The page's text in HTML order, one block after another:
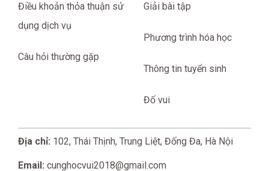
Điều khoản thỏa thuận sử
dụng dịch vụ
Câu hỏi thường gặp
Giải bài tập
Phương trình hóa học
Thông tin tuyển sinh
Đố vui
Địa chỉ: 102, Thái Thịnh, Trung Liệt, Đống Đa, Hà Nội
Email: cunghocvui2018@gmail.com